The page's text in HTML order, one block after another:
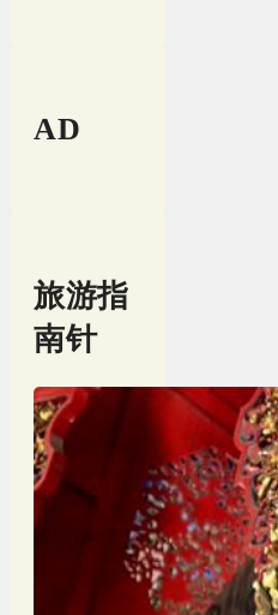
AD
旅游指
南针